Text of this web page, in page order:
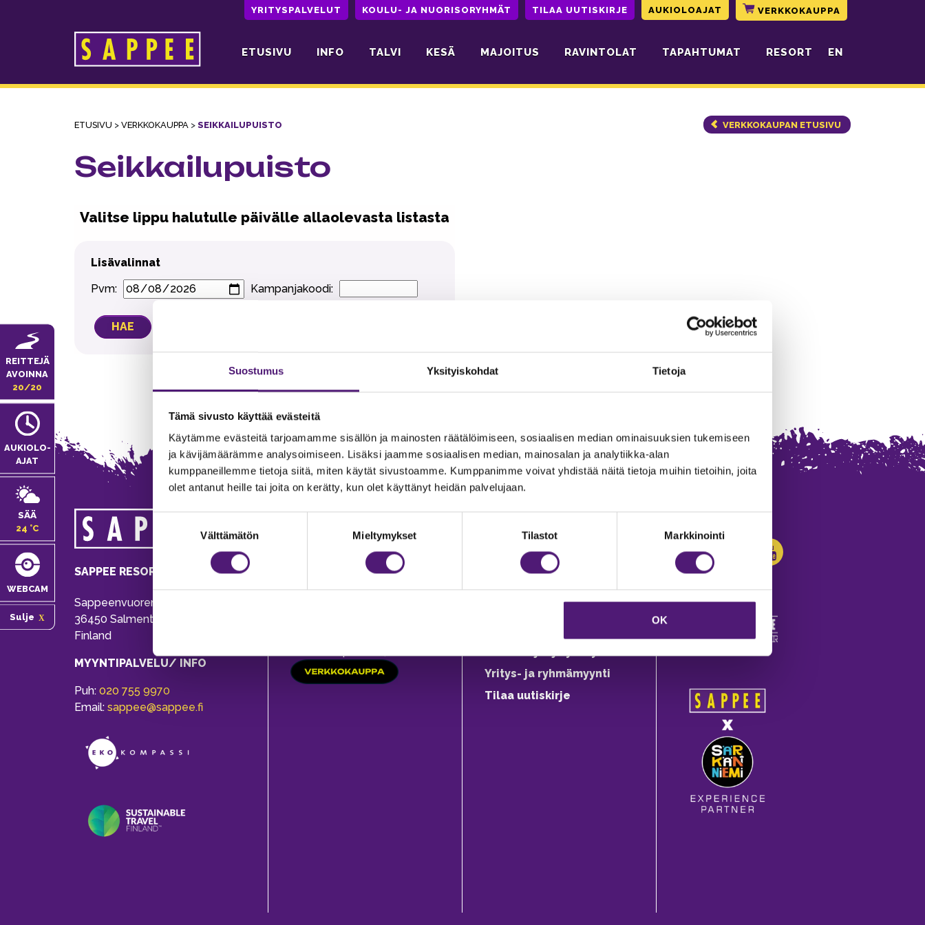
Suostumus Yksityiskohdat Tietoja
Tämä sivusto käyttää evästeitä
Käytämme evästeitä tarjoamamme sisällön ja mainosten räätälöimiseen, sosiaalisen median ominaisuuksien tukemiseen
ja kävijämäärämme analysoimiseen. Lisäksi jaamme sosiaalisen median, mainosalan ja analytiikka-alan
kumppaneillemme tietoja siitä, miten käytät sivustoamme. Kumppanimme voivat yhdistää näitä tietoja muihin tietoihin, joita
olet antanut heille tai joita on kerätty, kun olet käyttänyt heidän palvelujaan.
Välttämätön Mieltymykset Tilastot Markkinointi
OK
YRITYSPALVELUT KOULU- JA NUORISORYHMÄT TILAA UUTISKIRJE AUKIOLOAJAT VERKKOKAUPPA
Päävalikko ETUSIVU INFO TALVI KESÄ MAJOITUS RAVINTOLAT TAPAHTUMAT RESORT EN
REITTEJÄ
AVOINNA
20/20
AUKIOLO­
AJAT
SÄÄ
24 °C
WEBCAM
Sulje
ETUSIVU > VERKKOKAUPPA > SEIKKAILUPUISTO VERKKOKAUPAN ETUSIVU
Seikkailupuisto
Valitse lippu halutulle päivälle allaolevasta listasta
Lisävalinnat
Pvm:
Kampanjakoodi:
SAPPEE RESORT
Sappeenvuorentie 200
36450 Salmentaka, Pälkäne
Finland
MYYNTIPALVELU/ INFO
Puh: 020 755 9970
Email: sappee@sappee.fi
MAJOITUS
020 755 9975
Ympäristöohjelma
Avoimet työpaikat
Yritys- ja ryhmämyynti
Tilaa uutiskirje
SEURAA MEITÄ: